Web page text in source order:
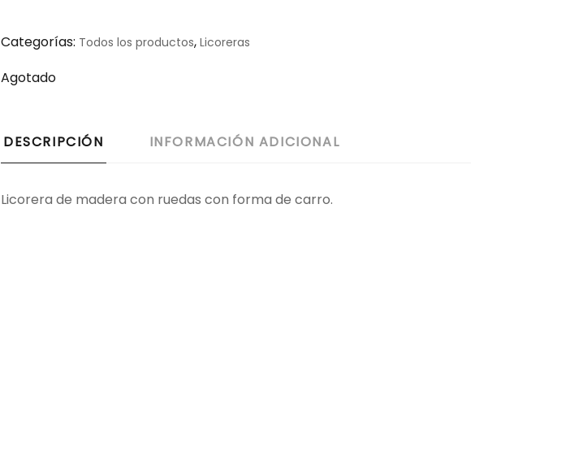
Categorías: Todos los productos, Licoreras
Agotado
DESCRIPCIÓN INFORMACIÓN ADICIONAL
Licorera de madera con ruedas con forma de carro.